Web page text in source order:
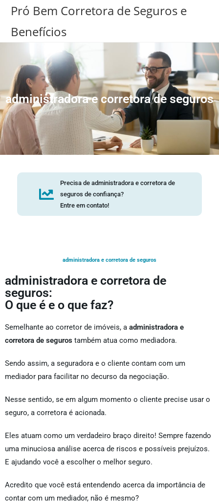
Pró Bem Corretora de Seguros e
Benefícios
administradora e corretora de seguros
Precisa de administradora e corretora de
seguros de confiança?
Entre em contato!
administradora e corretora de seguros
administradora e corretora de
seguros:
O que é e o que faz?
Semelhante ao corretor de imóveis, a administradora e
corretora de seguros também atua como mediadora.
Sendo assim, a seguradora e o cliente contam com um
mediador para facilitar no decurso da negociação.
Nesse sentido, se em algum momento o cliente precise usar o
seguro, a corretora é acionada.
Eles atuam como um verdadeiro braço direito! Sempre fazendo
uma minuciosa análise acerca de riscos e possíveis prejuízos.
E ajudando você a escolher o melhor seguro.
Acredito que você está entendendo acerca da importância de
contar com um mediador, não é mesmo?